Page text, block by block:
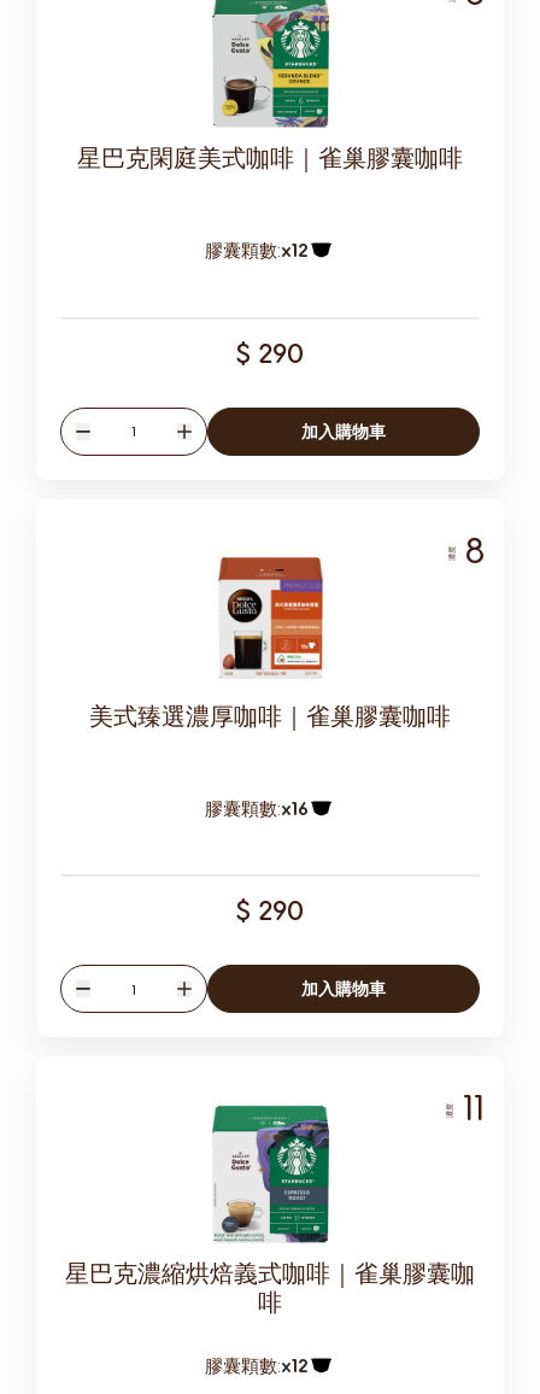
星巴克閑庭美式咖啡｜雀巢膠囊咖啡
膠囊顆數:x12
$ 290
數量
增加
加入購物車
濃度 8
美式臻選濃厚咖啡｜雀巢膠囊咖啡
膠囊顆數:x16
$ 290
數量
增加
加入購物車
濃度 11
星巴克濃縮烘焙義式咖啡｜雀巢膠囊咖
啡
膠囊顆數:x12